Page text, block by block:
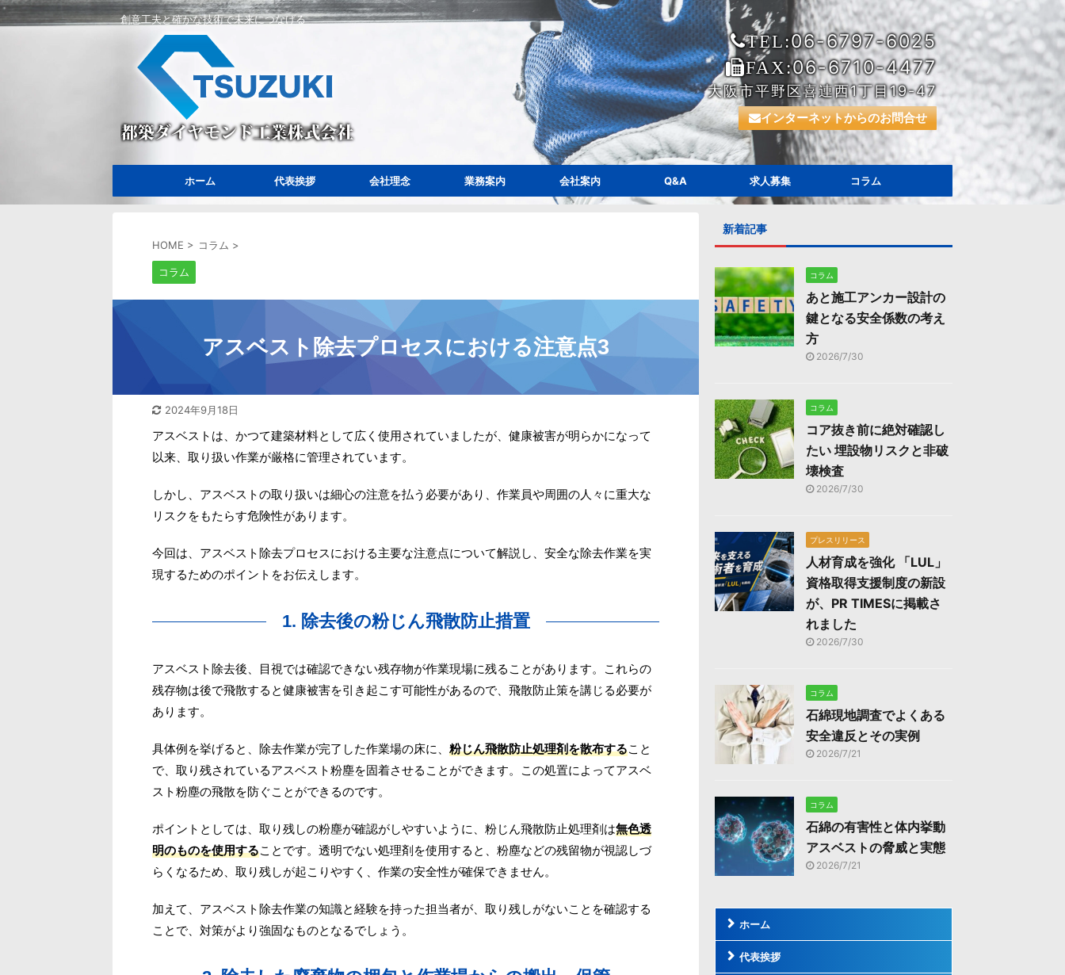
創意工夫と確かな技術で未来につなげる
TEL:06-6797-6025
FAX:06-6710-4477
大阪市平野区喜連西1丁目19-47
インターネットからのお問合せ
ホーム 代表挨拶 会社理念 業務案内 会社案内 Q&A 求人募集 コラム
HOME > コラム >
コラム
アスベスト除去プロセスにおける注意点3
2024年9月18日
アスベストは、かつて建築材料として広く使用されていましたが、健康被害が明らかになって
以来、取り扱い作業が厳格に管理されています。
しかし、アスベストの取り扱いは細心の注意を払う必要があり、作業員や周囲の人々に重大な
リスクをもたらす危険性があります。
今回は、アスベスト除去プロセスにおける主要な注意点について解説し、安全な除去作業を実
現するためのポイントをお伝えします。
1. 除去後の粉じん飛散防止措置
アスベスト除去後、目視では確認できない残存物が作業現場に残ることがあります。これらの
残存物は後で飛散すると健康被害を引き起こす可能性があるので、飛散防止策を講じる必要が
あります。
具体例を挙げると、除去作業が完了した作業場の床に、 粉じん飛散防止処理剤を散布すること
で、取り残されているアスベスト粉塵を固着させることができます。この処置によってアスベ
スト粉塵の飛散を防ぐことができるのです。
ポイントとしては、取り残しの粉塵が確認がしやすいように、粉じん飛散防止処理剤は無色透
明のものを使用することです。透明でない処理剤を使用すると、粉塵などの残留物が視認しづ
らくなるため、取り残しが起こりやすく、作業の安全性が確保できません。
加えて、アスベスト除去作業の知識と経験を持った担当者が、取り残しがないことを確認する
ことで、対策がより強固なものとなるでしょう。
新着記事
コラム
あと施工アンカー設計の
鍵となる安全係数の考え
方
2026/7/30
コラム
コア抜き前に絶対確認し
たい 埋設物リスクと非破
壊検査
2026/7/30
プレスリリース
人材育成を強化 「LUL」
資格取得支援制度の新設
が、PR TIMESに掲載さ
れました
2026/7/30
コラム
石綿現地調査でよくある
安全違反とその実例
2026/7/21
コラム
石綿の有害性と体内挙動
アスベストの脅威と実態
2026/7/21
ホーム
代表挨拶